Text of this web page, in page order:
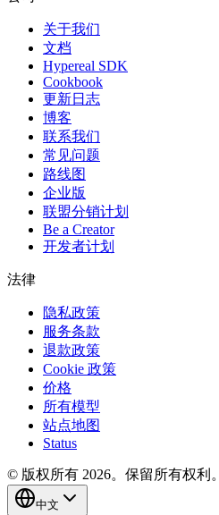
关于我们
文档
Hypereal SDK
Cookbook
更新日志
博客
联系我们
常见问题
路线图
企业版
联盟分销计划
Be a Creator
开发者计划
法律
隐私政策
服务条款
退款政策
Cookie 政策
价格
所有模型
站点地图
Status
© 版权所有 2026。保留所有权利。
中文